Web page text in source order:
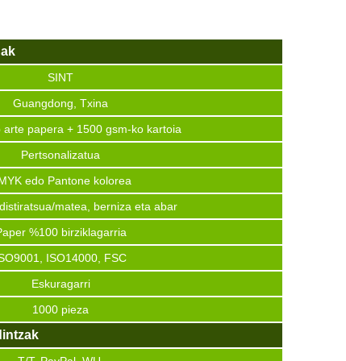
SINT
Guangdong, Txina
arte papera + 1500 gsm-ko kartoia
Pertsonalizatua
edo Pantone kolorea
matea, berniza eta abar
%100 birziklagarria
ISO14000, FSC
Eskuragarri
1000 pieza